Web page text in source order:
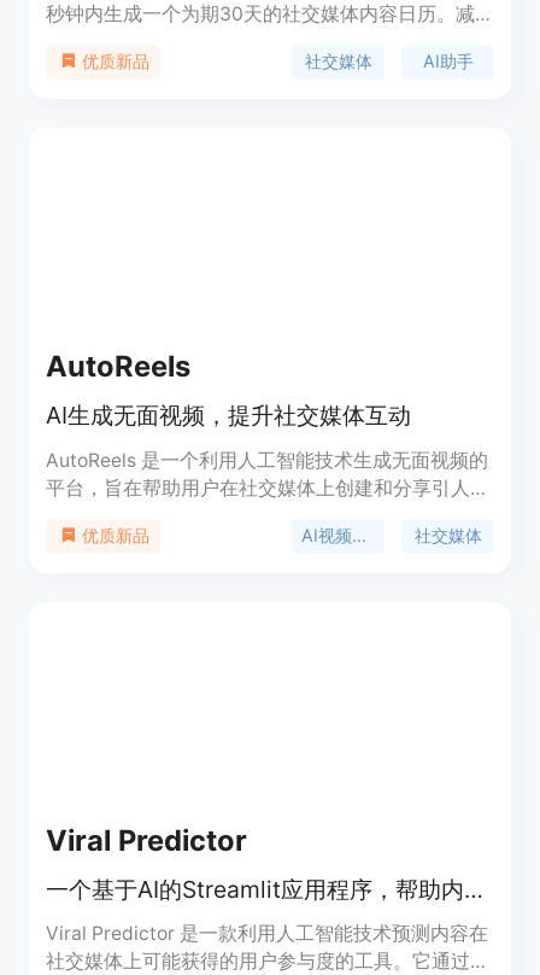
秒钟内生成一个为期30天的社交媒体内容日历。减
费试用！
优质新品 社交媒体 AI助手
AutoReels
AI生成无面视频，提升社交媒体互动
AutoReels 是一个利用人工智能技术生成无面视频的
平台，旨在帮助用户在社交媒体上创建和分享引人入
AutoReels 简化了视频制作和发布的过程，使得用户
优质新品 AI视频生成 社交媒体
Viral Predictor
一个基于AI的Streamlit应用程序，帮助内容创作者预测不同版本内容的用户参与度。
Viral Predictor 是一款利用人工智能技术预测内容在
社交媒体上可能获得的用户参与度的工具。它通过模